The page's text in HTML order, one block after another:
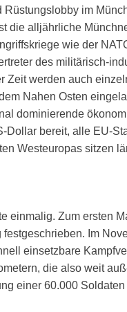
im
die alljährliche
wie der
des militärisch-
Zeit werden auch
Nahen Osten
dominierende
bereit, alle EU-
Westeuropas sitzen
einmalig. Zum ersten
Im
einsetzbare
die also weit
einer 60.000